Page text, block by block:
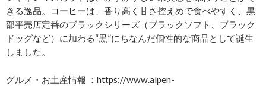
きる逸品。コーヒーは、香り高く甘さ控えめで食べやすく、黒
部平売店定番のブラックシリーズ（ブラックソフト、ブラック
ドッグなど）に加わる“黒”にちなんだ個性的な商品として誕生
しました。
グルメ・お土産情報 ：https://www.alpen-